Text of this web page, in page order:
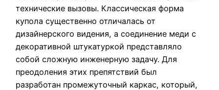
технические вызовы. Классическая форма
купола существенно отличалась от
дизайнерского видения, а соединение меди с
декоративной штукатуркой представляло
собой сложную инженерную задачу. Для
преодоления этих препятствий был
разработан промежуточный каркас, который,